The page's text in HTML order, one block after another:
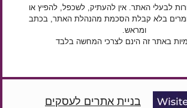
לבעלי האתר. אין להעתיק, לשכפל, להפיץ או
בלא קבלת הסכמת מהנהלת האתר, בכתב
ומראש.
באתר זה הינם לצרכי המחשה בלבד
בניית אתרים לעסקים